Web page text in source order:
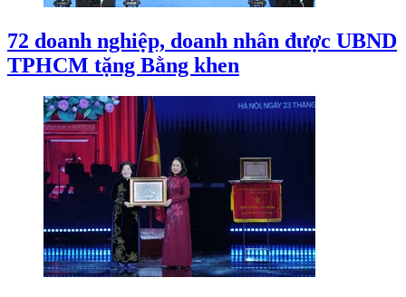
72 doanh nghiệp, doanh nhân được UBND
TPHCM tặng Bằng khen